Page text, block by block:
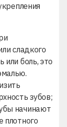
сладкого
или боль, это
зубов;
начинают
плотного